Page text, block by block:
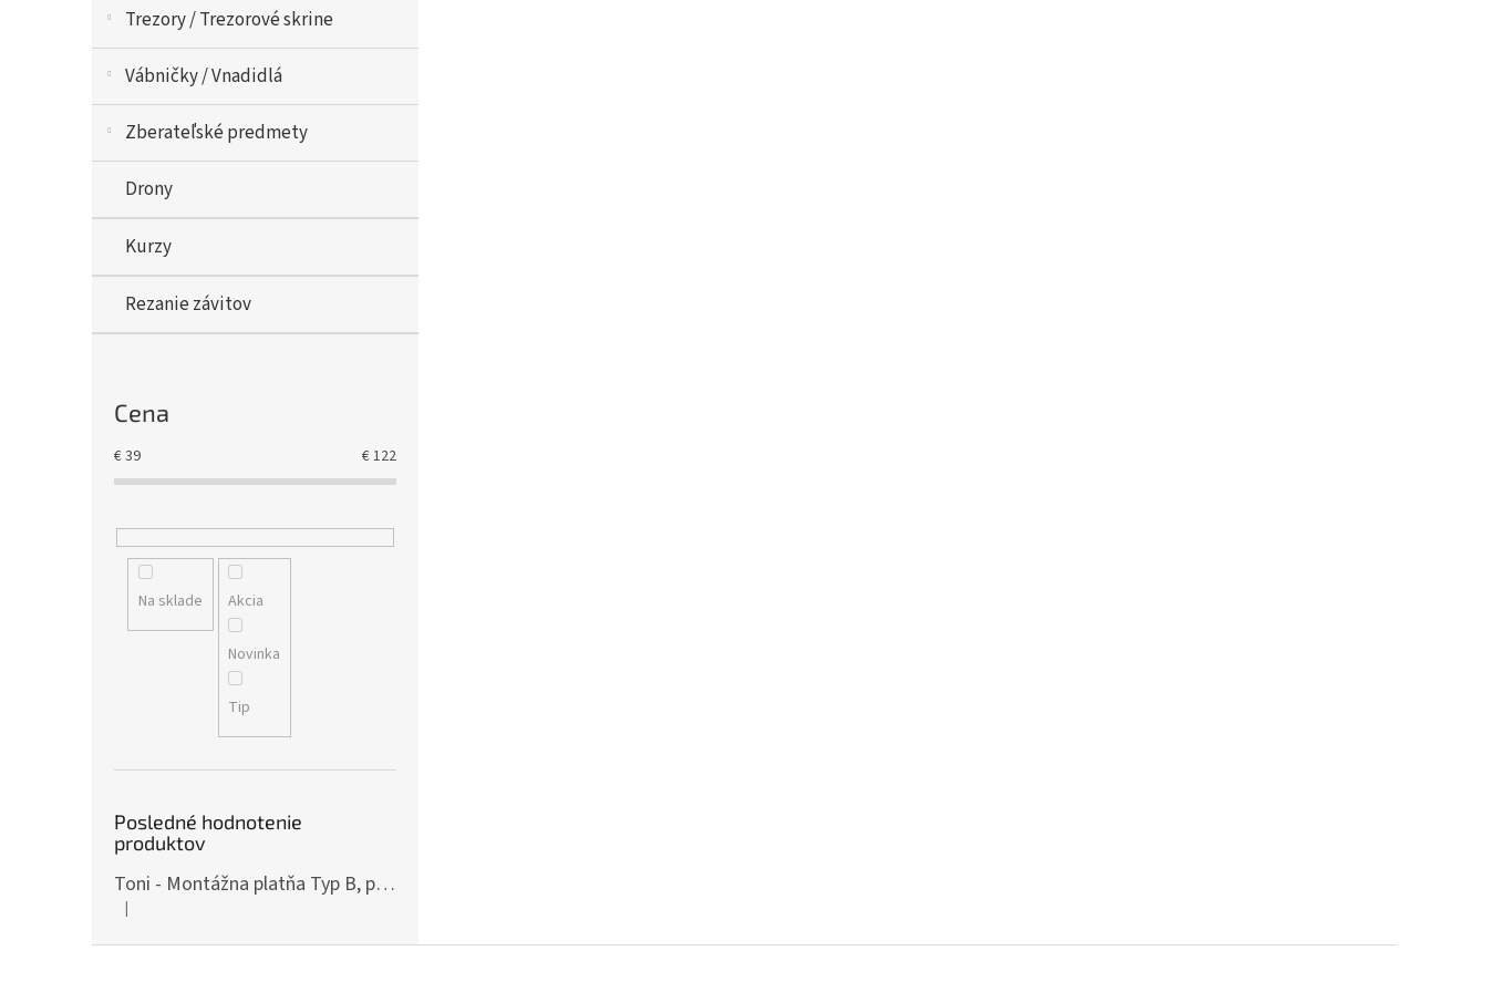
Trezory / Trezorové skrine
Vábničky / Vnadidlá
Zberateľské predmety
Drony
Kurzy
Rezanie závitov
Cena
€39 €122
Na sklade Akcia
Novinka
Tip
Posledné hodnotenie
produktov
Toni - Montážna platňa Typ B, pre ČZ P-10, Art.: OPXCZP10B
Hodnotenie produktu je 5 z 5 hviezdičiek.
|